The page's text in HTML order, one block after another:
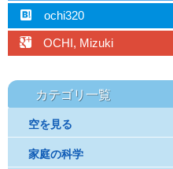
hatebu ochi320
googleplus OCHI, Mizuki
カテゴリ一覧
空を見る
家庭の科学